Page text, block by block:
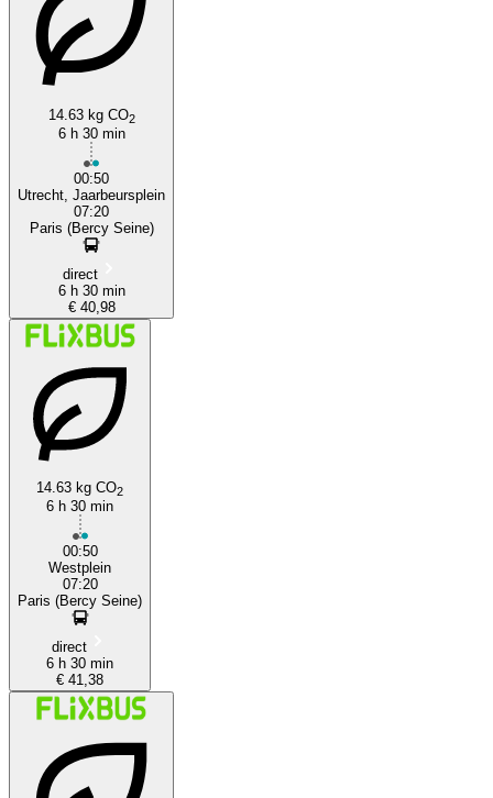
14.63 kg CO2
6 h 30 min
00:50
Utrecht, Jaarbeursplein
07:20
Paris (Bercy Seine)
direct
6 h 30 min
€ 40,98
14.63 kg CO2
6 h 30 min
00:50
Westplein
07:20
Paris (Bercy Seine)
direct
6 h 30 min
€ 41,38